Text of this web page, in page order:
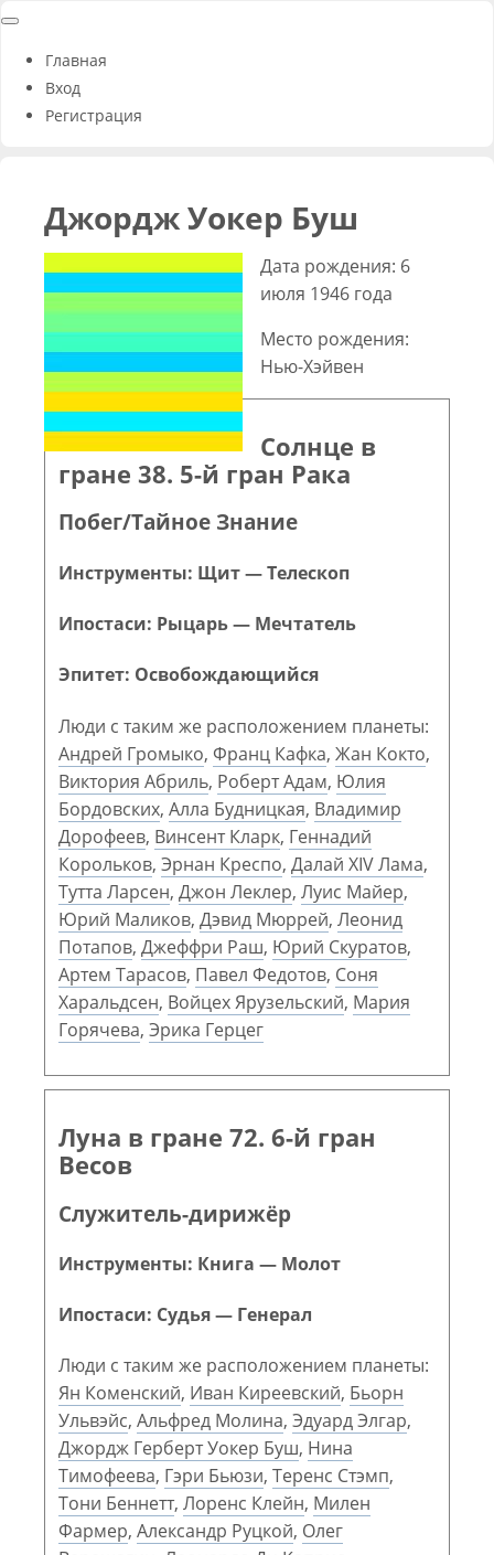
Главная
Вход
Регистрация
Джордж Уокер Буш
Дата рождения: 6
июля 1946 года
Место рождения:
Нью-Хэйвен
Солнце в
гране 38. 5-й гран Рака
Побег/Тайное Знание
Инструменты: Щит — Телескоп
Ипостаси: Рыцарь — Мечтатель
Эпитет: Освобождающийся
Люди с таким же расположением планеты:
Андрей Громыко, Франц Кафка, Жан Кокто,
Виктория Абриль, Роберт Адам, Юлия
Бордовских, Алла Будницкая, Владимир
Дорофеев, Винсент Кларк, Геннадий
Корольков, Эрнан Креспо, Далай XIV Лама,
Тутта Ларсен, Джон Леклер, Луис Майер,
Юрий Маликов, Дэвид Мюррей, Леонид
Потапов, Джеффри Раш, Юрий Скуратов,
Артем Тарасов, Павел Федотов, Соня
Харальдсен, Войцех Ярузельский, Мария
Горячева, Эрика Герцег
Луна в гране 72. 6-й гран
Весов
Служитель-дирижёр
Инструменты: Книга — Молот
Ипостаси: Судья — Генерал
Люди с таким же расположением планеты:
Ян Коменский, Иван Киреевский, Бьорн
Ульвэйс, Альфред Молина, Эдуард Элгар,
Джордж Герберт Уокер Буш, Нина
Тимофеева, Гэри Бьюзи, Теренс Стэмп,
Тони Беннетт, Лоренс Клейн, Милен
Фармер, Александр Руцкой, Олег